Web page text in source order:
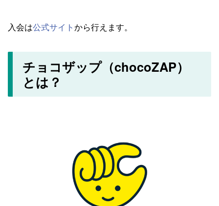
入会は公式サイト から行えます。
チョコザップ（chocoZAP）
とは？